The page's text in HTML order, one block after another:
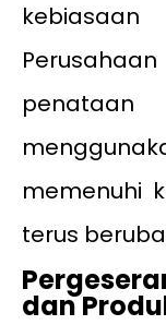
penataan
memenuhi
terus
dan